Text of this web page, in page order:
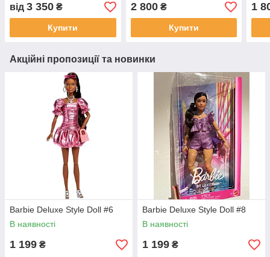
від 3 350 ₴
Купити
2 800₴
Купити
1
Акційні пропозиції та новинки
Barbie Deluxe Style Doll #6
В наявності
1 199 ₴
Barbie Deluxe Style Doll #8
В наявності
1 199 ₴